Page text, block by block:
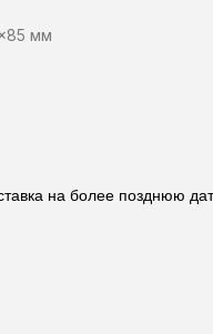
мм
на более позднюю